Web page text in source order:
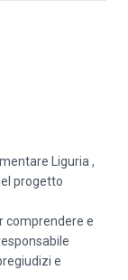
Liguria ,
progetto
comprendere e
e